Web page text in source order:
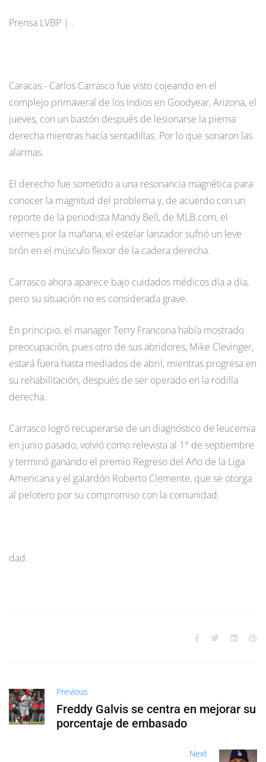
Prensa LVBP | .
Caracas.- Carlos Carrasco fue visto cojeando en el
complejo primaveral de los Indios en Goodyear, Arizona, el
jueves, con un bastón después de lesionarse la pierna
derecha mientras hacía sentadillas. Por lo que sonaron las
alarmas.
El derecho fue sometido a una resonancia magnética para
conocer la magnitud del problema y, de acuerdo con un
reporte de la periodista Mandy Bell, de MLB.com, el
viernes por la mañana, el estelar lanzador sufrió un leve
tirón en el músculo flexor de la cadera derecha.
Carrasco ahora aparece bajo cuidados médicos día a día,
pero su situación no es considerada grave.
En principio, el manager Terry Francona había mostrado
preocupación, pues otro de sus abridores, Mike Clevinger,
estará fuera hasta mediados de abril, mientras progresa en
su rehabilitación, después de ser operado en la rodilla
derecha.
Carrasco logró recuperarse de un diagnóstico de leucemia
en junio pasado, volvió como relevista al 1° de septiembre
y terminó ganando el premio Regreso del Año de la Liga
Americana y el galardón Roberto Clemente, que se otorga
al pelotero por su compromiso con la comunidad.
dad.
Previous
Freddy Galvis se centra en mejorar su
porcentaje de embasado
Next